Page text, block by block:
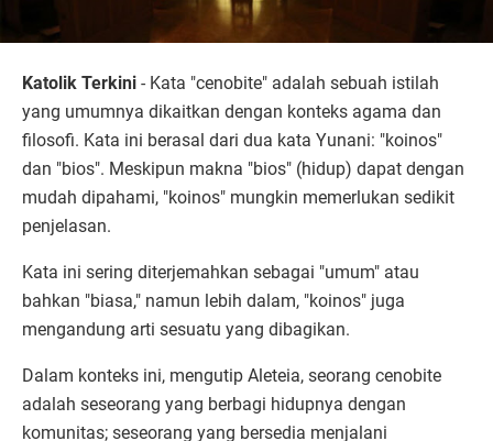
Katolik Terkini - Kata "cenobite" adalah sebuah istilah
yang umumnya dikaitkan dengan konteks agama dan
filosofi. Kata ini berasal dari dua kata Yunani: "koinos"
dan "bios". Meskipun makna "bios" (hidup) dapat dengan
mudah dipahami, "koinos" mungkin memerlukan sedikit
penjelasan.
Kata ini sering diterjemahkan sebagai "umum" atau
bahkan "biasa," namun lebih dalam, "koinos" juga
mengandung arti sesuatu yang dibagikan.
Dalam konteks ini, mengutip Aleteia, seorang cenobite
adalah seseorang yang berbagi hidupnya dengan
komunitas; seseorang yang bersedia menjalani